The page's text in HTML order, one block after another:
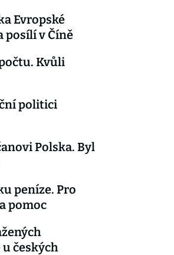
Evropské
posílí v Číně
Kvůli
politici
Polska. Byl
peníze. Pro
pomoc
českých